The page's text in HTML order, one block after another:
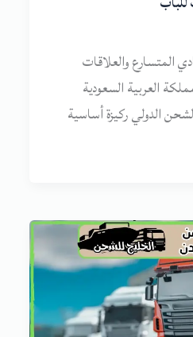
المتسارع والعلاقات
العربية السعودية
الدولي ركيزة أساسية